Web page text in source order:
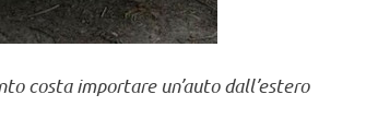
costa importare un’auto dall’estero